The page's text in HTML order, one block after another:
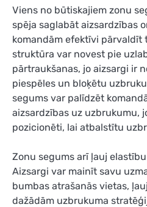
Viens no būtiskajiem zonu
spēja saglabāt aizsardzības
komandām efektīvi pārvaldīt
struktūra var novest pie
pārtraukšanas, jo aizsargi ir
piespēles un bloķētu
segums var palīdzēt
aizsardzības uz uzbrukumu,
pozicionēti, lai atbalstītu
Zonu segums arī ļauj
Aizsargi var mainīt savu
bumbas atrašanās vietas,
dažādām uzbrukuma